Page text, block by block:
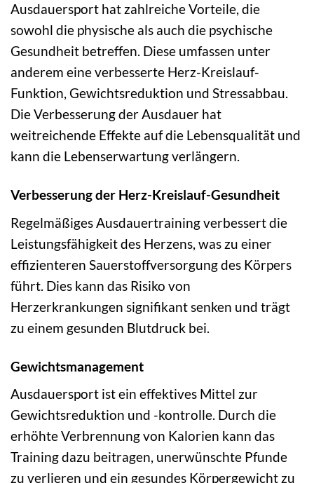
Ausdauersport hat zahlreiche Vorteile, die
sowohl die physische als auch die psychische
Gesundheit betreffen. Diese umfassen unter
anderem eine verbesserte Herz-Kreislauf-
Funktion, Gewichtsreduktion und Stressabbau.
Die Verbesserung der Ausdauer hat
weitreichende Effekte auf die Lebensqualität und
kann die Lebenserwartung verlängern.
Verbesserung der Herz-Kreislauf-Gesundheit
Regelmäßiges Ausdauertraining verbessert die
Leistungsfähigkeit des Herzens, was zu einer
effizienteren Sauerstoffversorgung des Körpers
führt. Dies kann das Risiko von
Herzerkrankungen signifikant senken und trägt
zu einem gesunden Blutdruck bei.
Gewichtsmanagement
Ausdauersport ist ein effektives Mittel zur
Gewichtsreduktion und -kontrolle. Durch die
erhöhte Verbrennung von Kalorien kann das
Training dazu beitragen, unerwünschte Pfunde
zu verlieren und ein gesundes Körpergewicht zu